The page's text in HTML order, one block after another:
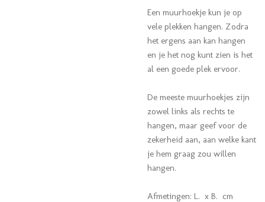
Een muurhoekje kun je op
vele plekken hangen. Zodra
het ergens aan kan hangen
en je het nog kunt zien is het
al een goede plek ervoor.
De meeste muurhoekjes zijn
zowel links als rechts te
hangen, maar geef voor de
zekerheid aan, aan welke kant
je hem graag zou willen
hangen.
Afmetingen: L. x B. cm